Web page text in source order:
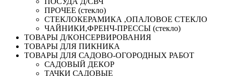
ПРОЧЕЕ (стекло)
СТЕКЛОКЕРАМИКА ,ОПАЛОВОЕ СТЕКЛО
ЧАЙНИКИ,ФРЕНЧ-ПРЕССЫ (стекло)
ТОВАРЫ Д/КОНСЕРВИРОВАНИЯ
ТОВАРЫ ДЛЯ ПИКНИКА
ТОВАРЫ ДЛЯ САДОВО-ОГОРОДНЫХ РАБОТ
САДОВЫЙ ДЕКОР
ТАЧКИ САДОВЫЕ